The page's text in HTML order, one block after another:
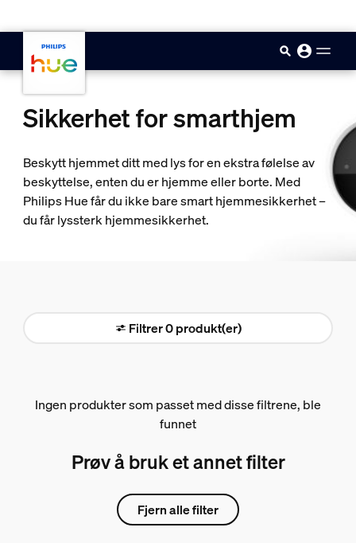
Sikkerhet for smarthjem
Beskytt hjemmet ditt med lys for en ekstra følelse av
beskyttelse, enten du er hjemme eller borte. Med
Philips Hue får du ikke bare smart hjemmesikkerhet –
du får lyssterk hjemmesikkerhet.
Filtrer 0 produkt(er)
Ingen produkter som passet med disse filtrene, ble
funnet
Prøv å bruk et annet filter
Fjern alle filter